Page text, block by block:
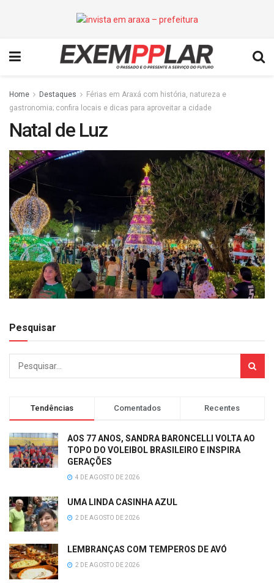
Home Destaques
Férias em Araxá com história, natureza e
gastronomia; confira locais e dicas para aproveitar a cidade
Natal de Luz
Pesquisar
Tendências Comentados Recentes
AOS 77 ANOS, SANDRA BARONCELLI VOLTA AO
TOPO DO VOLEIBOL BRASILEIRO E INSPIRA
GERAÇÕES
4 DE AGOSTO DE 2026
UMA LINDA CASINHA AZUL
2 DE AGOSTO DE 2026
LEMBRANÇAS COM TEMPEROS DE AVÓ
2 DE AGOSTO DE 2026